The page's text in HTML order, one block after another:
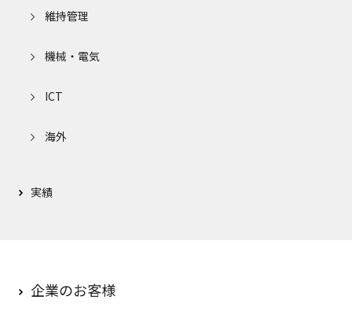
維持管理
機械・電気
ICT
海外
実績
企業のお客様